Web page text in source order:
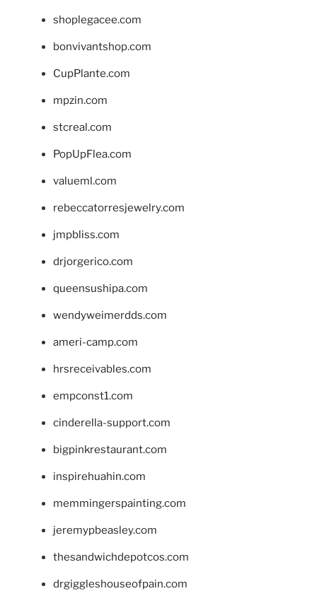
shoplegacee.com
bonvivantshop.com
CupPlante.com
mpzin.com
stcreal.com
PopUpFlea.com
valueml.com
rebeccatorresjewelry.com
jmpbliss.com
drjorgerico.com
queensushipa.com
wendyweimerdds.com
ameri-camp.com
hrsreceivables.com
empconst1.com
cinderella-support.com
bigpinkrestaurant.com
inspirehuahin.com
memmingerspainting.com
jeremypbeasley.com
thesandwichdepotcos.com
drgiggleshouseofpain.com